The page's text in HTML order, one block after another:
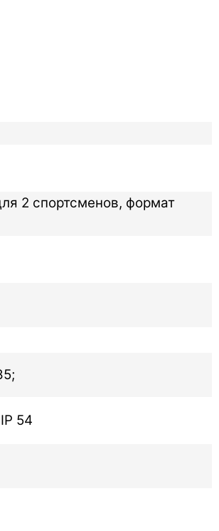
2 спортсменов, формат
54